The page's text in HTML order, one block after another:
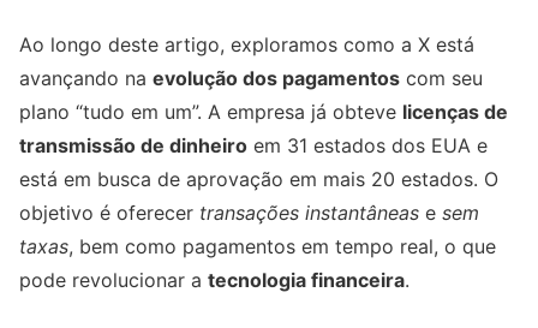
Ao longo deste artigo, exploramos como a X está
avançando na evolução dos pagamentos com seu
plano “tudo em um”. A empresa já obteve licenças de
transmissão de dinheiro em 31 estados dos EUA e
está em busca de aprovação em mais 20 estados. O
objetivo é oferecer transações instantâneas e sem
taxas, bem como pagamentos em tempo real, o que
pode revolucionar a tecnologia financeira.